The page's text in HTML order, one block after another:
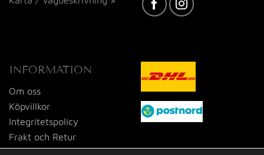
INFORMATION
Om oss
Köpvillkor
Integritetspolicy
Frakt och Retur
Kontakta oss